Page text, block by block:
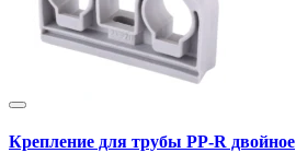
Крепление для трубы PP-R двойное